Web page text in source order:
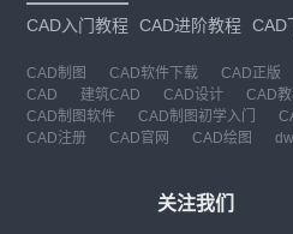
CAD入门教程 CAD进阶教程 CAD
CAD制图 CAD软件下载 CAD正版
CAD
建筑CAD CAD设计 CAD
CAD制图软件
CAD制图初学入门
CAD注册
CAD官网 CAD绘图
关注我们